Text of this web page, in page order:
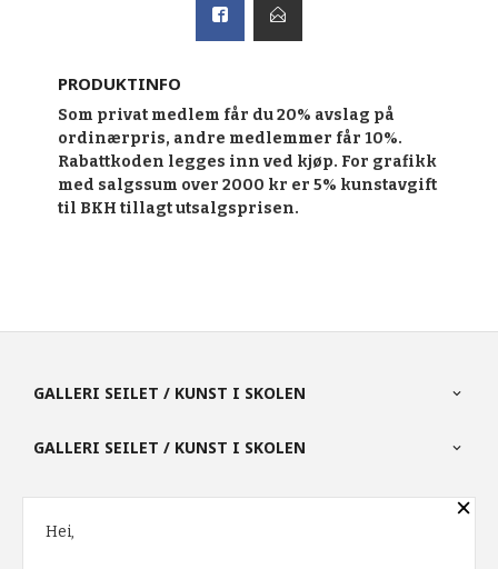
PRODUKTINFO
Som privat medlem får du 20% avslag på
ordinærpris, andre medlemmer får 10%.
Rabattkoden legges inn ved kjøp. For grafikk
med salgssum over 2000 kr er 5% kunstavgift
til BKH tillagt utsalgsprisen.
GALLERI SEILET / KUNST I SKOLEN
GALLERI SEILET / KUNST I SKOLEN
PARTNERE ×
Hei,